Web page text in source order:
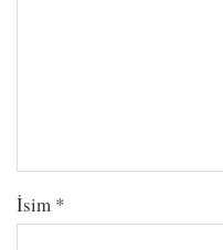
İsim *